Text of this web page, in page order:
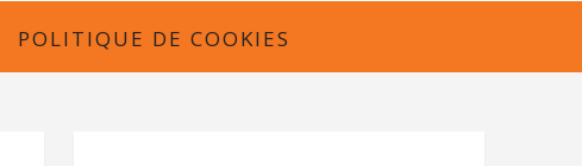
POLITIQUE DE COOKIES